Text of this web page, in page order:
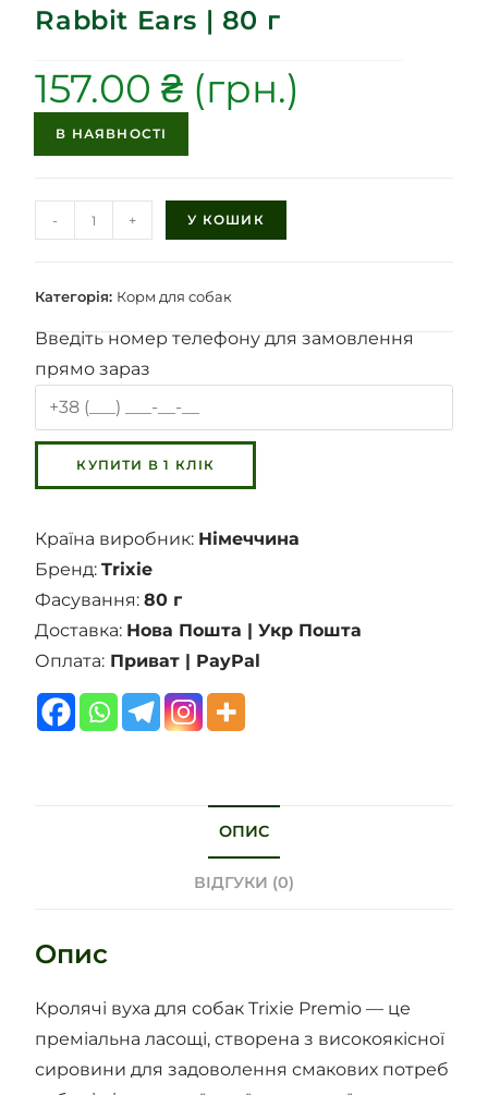
Rabbit Ears | 80 г
157.00₴
В НАЯВНОСТІ
- + У КОШИК
Категорія: Корм для собак
Введіть номер телефону для замовлення
прямо зараз
Країна виробник: Німеччина
Бренд:Trixie
Фасування:80 г
Доставка: Нова Пошта | Укр Пошта
Оплата: Приват | PayPal
ОПИС
ВІДГУКИ (0)
Опис
Кролячі вуха для собак Trixie Premio — це
преміальна ласощі, створена з високоякісної
сировини для задоволення смакових потреб